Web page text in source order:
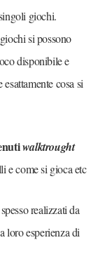
giochi.
si possono
disponibile e
cosa si
walktrought
e come si gioca etc
spesso realizzati da
loro esperienza di